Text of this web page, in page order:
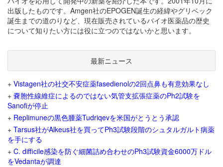
出版したものです。Amgen社のEPOGEN誕生の経緯やグリベック
誕生までの道のりなど、現在販売されているバイオ医薬品の歴史
について知りたい方には役に立つのではないかと思います。
最新ニュース
+ Vistagen社の社交不安症薬fasedienolの2回点鼻も有意効果なし
+ 嚢胞性線維症によるのではない気管支拡張症薬のPh2試験を
Sanofiが停止
+ Replimuneの黒色腫薬Tudriqevを米国がとうとう承認
+ Tarsus社がAlkeus社を買ってPh3試験段階のシュタルガルト病薬
を手にする
+ C. difficile感染を防ぐ細菌詰め合わせのPh3試験資金6000万ドル
をVedantaが調達